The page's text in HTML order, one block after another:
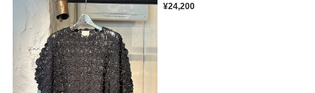
¥24,200